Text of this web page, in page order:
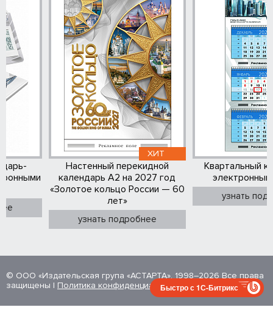
ХИТ
Настенный перекидной
календарь А2 на 2027 год
«Золотое кольцо России — 60
лет»
узнать подробнее
Квартальный
узнать
© ООО «Издательская група «АСТАРТА», 1998–2026 Все права
защищены | Политика конфиденциальностиБыстро с 1С-Битрикс